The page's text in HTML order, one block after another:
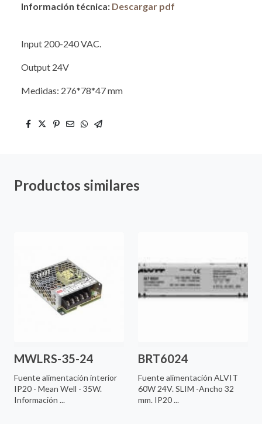
Información técnica: Descargar pdf
Input 200-240 VAC.
Output 24V
Medidas: 276*78*47 mm
Productos similares
MWLRS-35-24
Fuente alimentación interior
IP20 - Mean Well - 35W.
Información ...
BRT6024
Fuente alimentación ALVIT
60W 24V. SLIM -Ancho 32
mm. IP20 ...